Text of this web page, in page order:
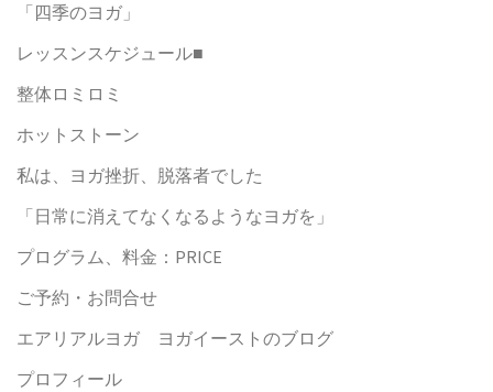
「四季のヨガ」
レッスンスケジュール■
整体ロミロミ
ホットストーン
私は、ヨガ挫折、脱落者でした
「日常に消えてなくなるようなヨガを」
プログラム、料金：PRICE
ご予約・お問合せ
エアリアルヨガ ヨガイーストのブログ
プロフィール